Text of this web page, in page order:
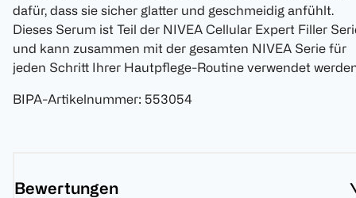
dafür, dass sie sicher glatter und geschmeidig anfühlt.
Dieses Serum ist Teil der NIVEA Cellular Expert Filler
und kann zusammen mit der gesamten NIVEA Serie für
jeden Schritt Ihrer Hautpflege-Routine verwendet
BIPA-Artikelnummer: 553054
Bewertungen